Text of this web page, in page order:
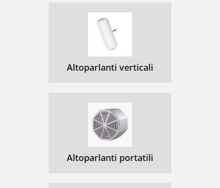
Altoparlanti verticali
Altoparlanti portatili